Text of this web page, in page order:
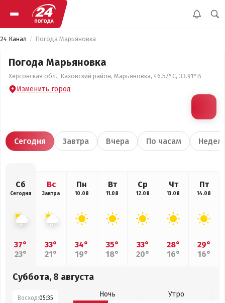
24 Канал Погода Марьяновка
Погода Марьяновка
Херсонская обл., Каховский район, Марьяновка, 46.57°С, 33.91°В
Изменить город
Сегодня Завтра Вчера По часам
Сб
Сегодня
37°
23°
Вс
Завтра
33°
21°
Пн
10.08
34°
19°
Вт
11.08
35°
18°
Ср
12.08
33°
20°
Чт
13.08
28°
16°
Пт
14.08
29°
16°
Суббота, 8 августа
Восход:05:35 Ночь
Утро